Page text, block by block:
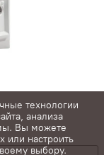
технологии
анализа
Вы можете
или настроить
выбору.